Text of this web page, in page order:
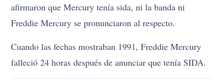
afirmaron que Mercury tenía sida, ni la banda ni
Freddie Mercury se pronunciaron al respecto.
Cuando las fechas mostraban 1991, Freddie Mercury
falleció 24 horas después de anunciar que tenía SIDA.